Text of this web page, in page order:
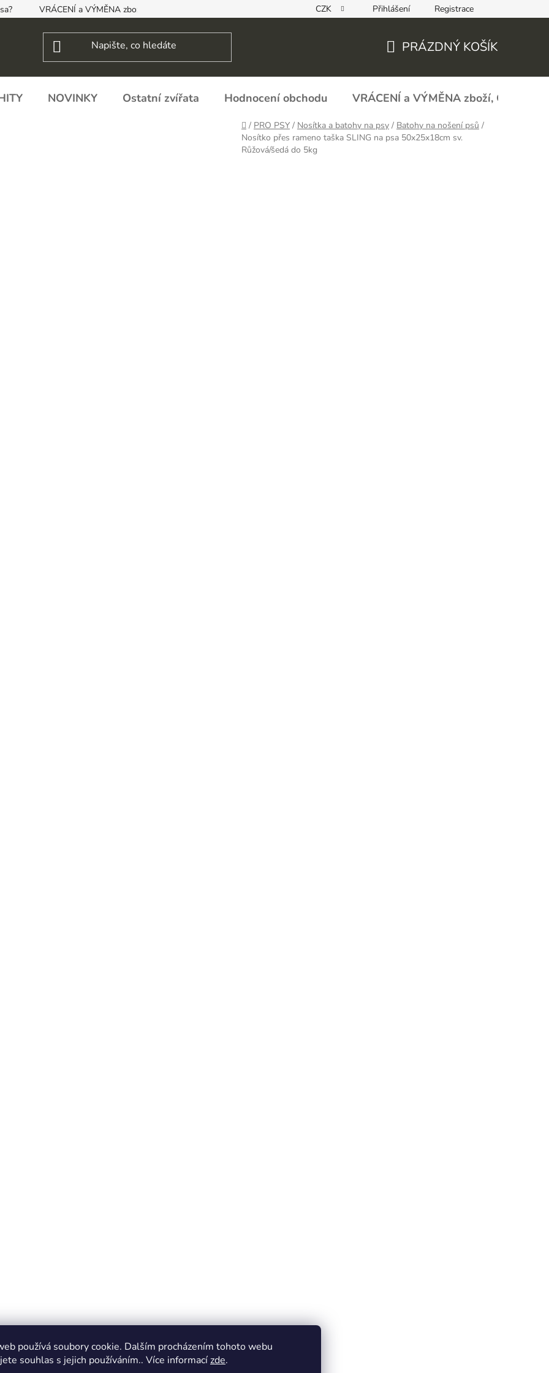
používá soubory cookie. Dalším procházením tohoto webu
souhlas s jejich používáním.. Více informacízde.
VRÁCENÍ a VÝMĚNA zboží, ODSTOUPENÍ OD SMLOUVY REKLAMAČNÍ FORMULÁŘ - zboží s vadou
CZK Přihlášení Registrace
KOŠÍK
PRÁZDNÝ KOŠÍK
NOVINKY Ostatní zvířata Hodnocení obchodu VRÁCENÍ a VÝMĚNA zboží,
Domů
/ PRO PSY / Nosítka a batohy na psy / Batohy na nošení psů /
Nosítko přes rameno taška SLING na psa 50x25x18cm sv.
Růžová/šedá do 5kg